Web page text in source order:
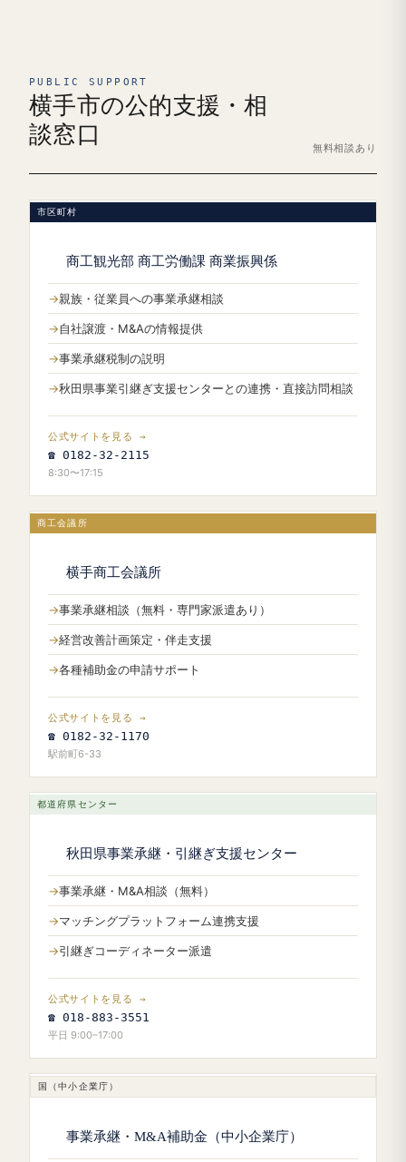
PUBLIC SUPPORT
横手市の公的支援・相
談窓口
無料相談あり
市区町村
商工観光部 商工労働課 商業振興係
親族・従業員への事業承継相談
自社譲渡・M&Aの情報提供
事業承継税制の説明
秋田県事業引継ぎ支援センターとの連携・直接訪問相談
公式サイトを見る →
☎ 0182-32-2115
8:30〜17:15
商工会議所
横手商工会議所
事業承継相談（無料・専門家派遣あり）
経営改善計画策定・伴走支援
各種補助金の申請サポート
公式サイトを見る →
☎ 0182-32-1170
駅前町6-33
都道府県センター
秋田県事業承継・引継ぎ支援センター
事業承継・M&A相談（無料）
マッチングプラットフォーム連携支援
引継ぎコーディネーター派遣
公式サイトを見る →
☎ 018-883-3551
平日 9:00–17:00
国（中小企業庁）
事業承継・M&A補助金（中小企業庁）